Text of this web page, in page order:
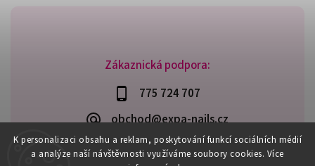
K personalizaci obsahu a reklam, poskytování funkcí sociálních médií
a analýze naší návštěvnosti využíváme soubory cookies. Více
Zákaznická podpora:
775 724 707
obchod@expa-nails.cz